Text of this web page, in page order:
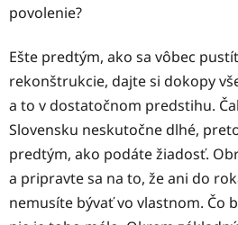
povolenie?
Ešte predtým, ako sa vôbec
rekonštrukcie, dajte si dokopy
a to v dostatočnom predstihu.
Slovensku neskutočne dlhé,
predtým, ako podáte žiadosť.
a pripravte sa na to, že ani do
nemusíte bývať vo vlastnom. Čo